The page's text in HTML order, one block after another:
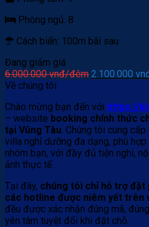
Phòng ngủ: 8
Cách biển: 100m bãi sau
Đang giảm giá
6.000.000vnđ/đêm Giá
6.000.000
đêm.
2.100.000
Về chúng tôi
Chào mừng bạn đến với https://
– website booking chính thức
tại Vũng Tàu. Chúng tôi cung
villa nghỉ dưỡng đa dạng, phù
nhóm bạn, với đầy đủ tiện nghi,
ảnh thực tế.
Tại đây, chúng tôi chỉ hỗ trợ
các hotline được niêm yết trên
đều được xác nhận đúng mã,
yên tâm tuyệt đối khi đặt chỗ.